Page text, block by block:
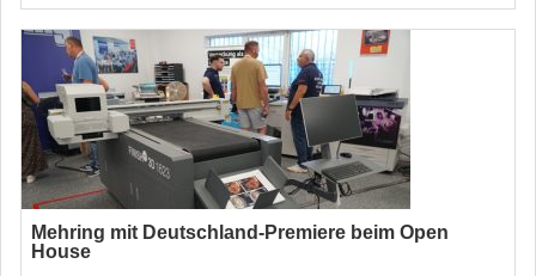
Mehring mit Deutschland-Premiere beim Open
House